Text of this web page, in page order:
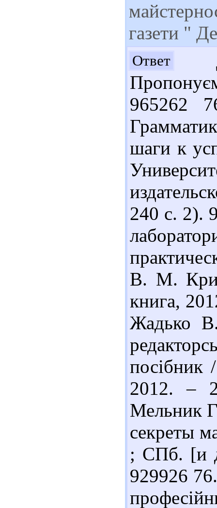
газети "
Ответ
965262
шаги к
240 с. 2).
В. М.
книга,
Жадько
2012. –
Мельник
секреты
; СПб. [и
929926